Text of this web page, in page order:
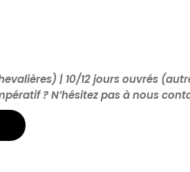
| 10/12 jours ouvrés
? N’hésitez pas à nous